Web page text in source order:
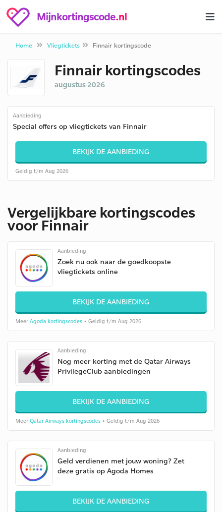
Mijnkortingscode.nl
Home Vliegtickets Finnair kortingscode
Finnair kortingscodes
augustus 2026
Aanbieding
Special offers op vliegtickets van Finnair
BEKIJK DE AANBIEDING
Geldig t/m Aug 2026
Vergelijkbare kortingscodes
voor Finnair
Aanbieding
Zoek nu ook naar de goedkoopste
vliegtickets online
BEKIJK DE AANBIEDING
Meer Agoda kortingscodes • Geldig t/m Aug 2026
Aanbieding
Nog meer korting met de Qatar Airways
PrivilegeClub aanbiedingen
BEKIJK DE AANBIEDING
Meer Qatar Airways kortingscodes • Geldig t/m Aug 2026
Aanbieding
Geld verdienen met jouw woning? Zet
deze gratis op Agoda Homes
BEKIJK DE AANBIEDING